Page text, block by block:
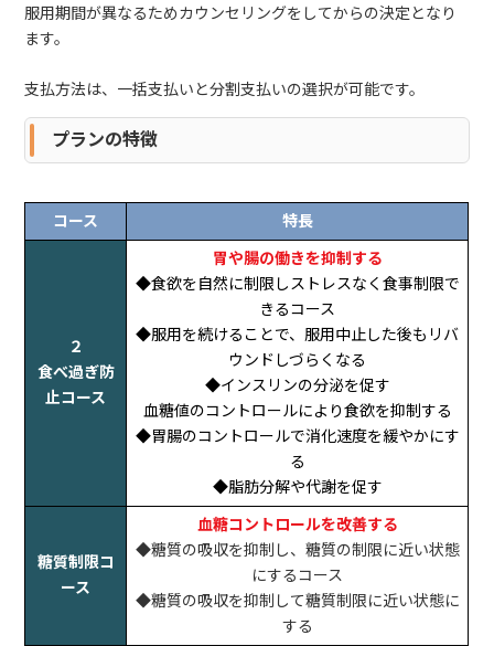
服用期間が異なるためカウンセリングをしてからの決定となり
ます。
支払方法は、一括支払いと分割支払いの選択が可能です。
プランの特徴
コース 特長
２
食べ過ぎ防
止コース
胃や腸の働きを抑制する
◆食欲を自然に制限しストレスなく食事制限で
きるコース
◆服用を続けることで、服用中止した後もリバ
ウンドしづらくなる
◆インスリンの分泌を促す
血糖値のコントロールにより食欲を抑制する
◆胃腸のコントロールで消化速度を緩やかにす
る
◆脂肪分解や代謝を促す
糖質制限コ
ース
血糖コントロールを改善する
◆糖質の吸収を抑制し、糖質の制限に近い状態
にするコース
◆糖質の吸収を抑制して糖質制限に近い状態に
する